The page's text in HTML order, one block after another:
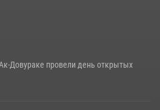
Довураке провели день открытых